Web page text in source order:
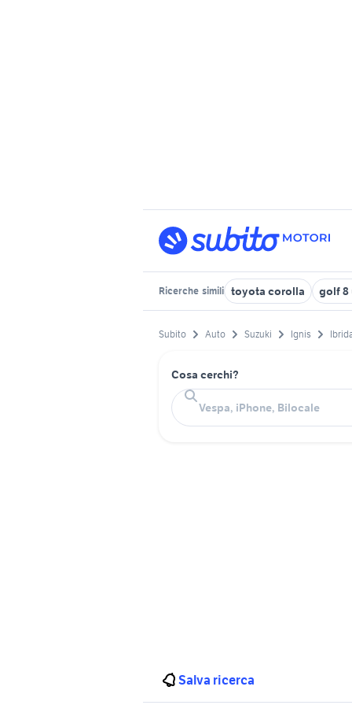
Ricerche simili toyota corolla golf 8
Subito Auto Suzuki Ignis
Cosa cerchi?
Salva ricerca